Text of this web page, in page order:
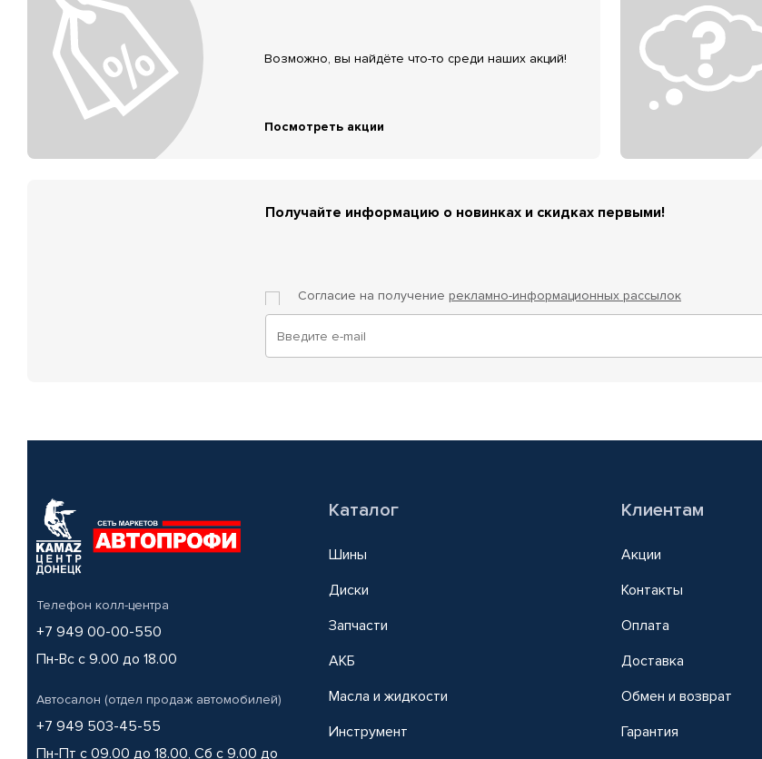
Возможно, вы найдёте что-то среди наших акций!
Посмотреть акции
Получайте информацию о новинках и скидках первыми!
Согласие на получение рекламно-информационных рассылок
Телефон колл-центра
+7 949 00-00-550
Пн-Вс с 9.00 до 18.00
Автосалон (отдел продаж автомобилей)
+7 949 503-45-55
Пн-Пт с 09.00 до 18.00, Сб с 9.00 до
Каталог
Шины
Диски
Запчасти
АКБ
Масла и жидкости
Инструмент
Клиентам
Акции
Контакты
Оплата
Доставка
Обмен и возврат
Гарантия